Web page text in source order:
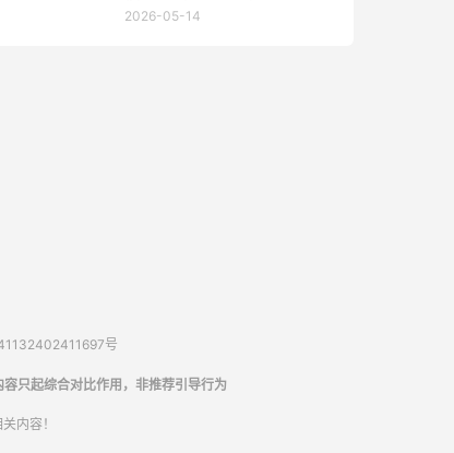
量/450Mbps带宽，低至36元/
2026-05-14
号
只起综合对比作用，非推荐引导行为
内容！